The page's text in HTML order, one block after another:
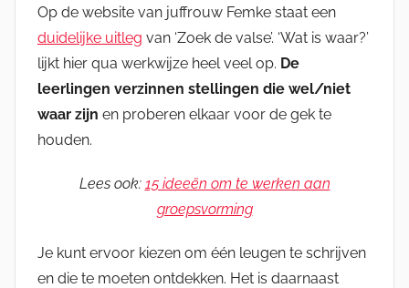
Op de website van juffrouw Femke staat een
duidelijke uitleg van ‘Zoek de valse’. ‘Wat is waar?’
lijkt hier qua werkwijze heel veel op. De
leerlingen verzinnen stellingen die wel/niet
waar zijn en proberen elkaar voor de gek te
houden.
Lees ook: 15 ideeën om te werken aan
groepsvorming
Je kunt ervoor kiezen om één leugen te schrijven
en die te moeten ontdekken. Het is daarnaast